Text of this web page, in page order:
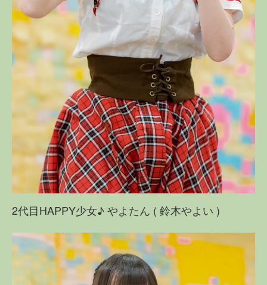
2代目HAPPY少女♪ やよたん ( 鈴木やよい )